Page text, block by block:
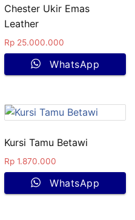
Chester Ukir Emas
Leather
Rp 25.000.000
WhatsApp
Kursi Tamu Betawi
Rp 1.870.000
WhatsApp